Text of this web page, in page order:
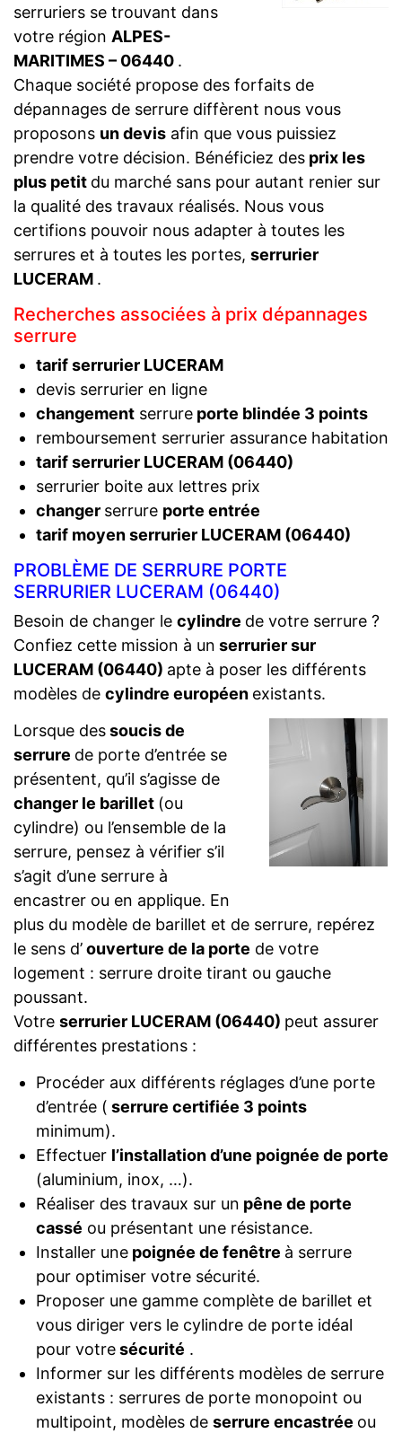
serruriers se trouvant dans
votre région ALPES-
MARITIMES – 06440 .
Chaque société propose des forfaits de
dépannages de serrure diffèrent nous vous
proposons un devis afin que vous puissiez
prendre votre décision. Bénéficiez des prix les
plus petit du marché sans pour autant renier sur
la qualité des travaux réalisés. Nous vous
certifions pouvoir nous adapter à toutes les
serrures et à toutes les portes, serrurier
LUCERAM .
Recherches associées à prix dépannages
serrure
tarif serrurier LUCERAM
devis serrurier en ligne
changementserrureporte blindée 3 points
remboursement serrurier assurance habitation
tarif serrurier LUCERAM (06440)
serrurier boite aux lettres prix
changer serrure porte entrée
tarif moyen serrurier LUCERAM (06440)
PROBLÈME DE SERRURE PORTE
SERRURIER LUCERAM (06440)
Besoin de changer le cylindre de votre serrure ?
Confiez cette mission à un serrurier sur
LUCERAM (06440) apte à poser les différents
modèles de cylindre européen existants.
Lorsque dessoucis de
serrure de porte d’entrée se
présentent, qu’il s’agisse de
changer le barillet (ou
cylindre) ou l’ensemble de la
serrure, pensez à vérifier s’il
s’agit d’une serrure à
encastrer ou en applique. En
plus du modèle de barillet et de serrure, repérez
le sens d’ouverture de la porte de votre
logement : serrure droite tirant ou gauche
poussant.
Votre serrurier LUCERAM (06440) peut assurer
différentes prestations :
Procéder aux différents réglages d’une porte
d’entrée ( serrure certifiée 3 points
minimum).
Effectuer l’installation d’une poignée de porte
(aluminium, inox, …).
Réaliser des travaux sur un pêne de porte
cassé ou présentant une résistance.
Installer unepoignée de fenêtre à serrure
pour optimiser votre sécurité.
Proposer une gamme complète de barillet et
vous diriger vers le cylindre de porte idéal
pour votresécurité .
Informer sur les différents modèles de serrure
existants : serrures de porte monopoint ou
multipoint, modèles de serrure encastrée ou